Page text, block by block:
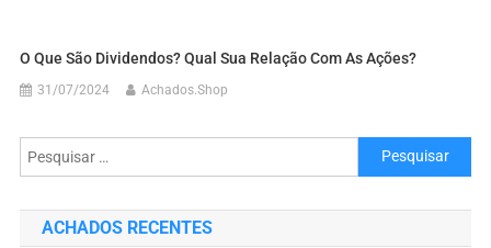
O Que São Dividendos? Qual Sua Relação Com As Ações?
31/07/2024 Achados.Shop
ACHADOS RECENTES